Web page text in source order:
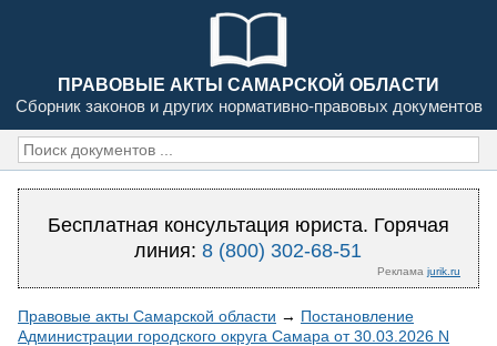
ПРАВОВЫЕ АКТЫ САМАРСКОЙ ОБЛАСТИ
Сборник законов и других нормативно-правовых документов
Бесплатная консультация юриста. Горячая
линия:8 (800) 302-68-51
Реклама jurik.ru
Правовые акты Самарской области → Постановление
Администрации городского округа Самара от 30.03.2026 N